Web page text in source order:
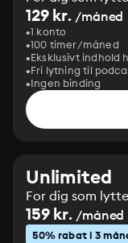
129 kr. /måned
1 konto
100 timer/måned
Eksklusivt indhold
Fri lytning til
Ingen binding
Unlimited
For dig som
159 kr. /måned
50% rabat i 3